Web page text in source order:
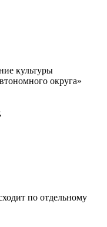
культуры
округа»
по отдельному